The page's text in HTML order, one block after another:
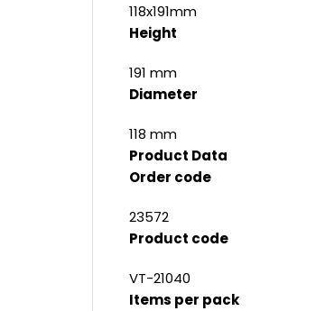
118x191mm
Height
191 mm
Diameter
118 mm
Product Data
Order code
23572
Product code
VT-21040
Items per pack